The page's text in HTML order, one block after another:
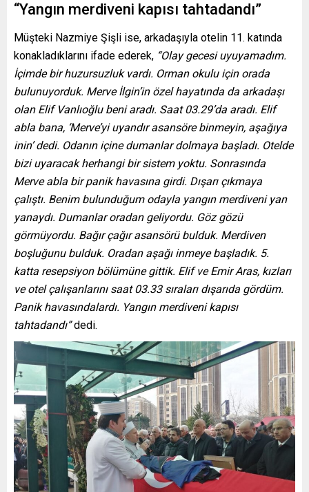
“Yangın merdiveni kapısı tahtadandı”
Müşteki Nazmiye Şişli ise, arkadaşıyla otelin 11. katında
konakladıklarını ifade ederek, “Olay gecesi uyuyamadım.
İçimde bir huzursuzluk vardı. Orman okulu için orada
bulunuyorduk. Merve İlgin’in özel hayatında da arkadaşı
olan Elif Vanlıoğlu beni aradı. Saat 03.29’da aradı. Elif
abla bana, ‘Merve’yi uyandır asansöre binmeyin, aşağıya
inin’ dedi. Odanın içine dumanlar dolmaya başladı. Otelde
bizi uyaracak herhangi bir sistem yoktu. Sonrasında
Merve abla bir panik havasına girdi. Dışarı çıkmaya
çalıştı. Benim bulunduğum odayla yangın merdiveni yan
yanaydı. Dumanlar oradan geliyordu. Göz gözü
görmüyordu. Bağır çağır asansörü bulduk. Merdiven
boşluğunu bulduk. Oradan aşağı inmeye başladık. 5.
katta resepsiyon bölümüne gittik. Elif ve Emir Aras, kızları
ve otel çalışanlarını saat 03.33 sıraları dışarıda gördüm.
Panik havasındalardı. Yangın merdiveni kapısı
tahtadandı”dedi.